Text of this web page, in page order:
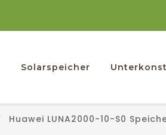
Solarspeicher
Huawei LUNA2000-10-S0